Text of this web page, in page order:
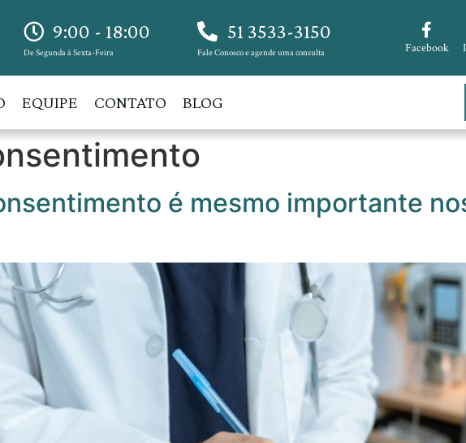
9:00 - 18:00
De Segunda à Sexta-Feira
51 3533-3150
Fale Conosco e agende uma consulta Facebook
EQUIPE CONTATO BLOG
é mesmo importante